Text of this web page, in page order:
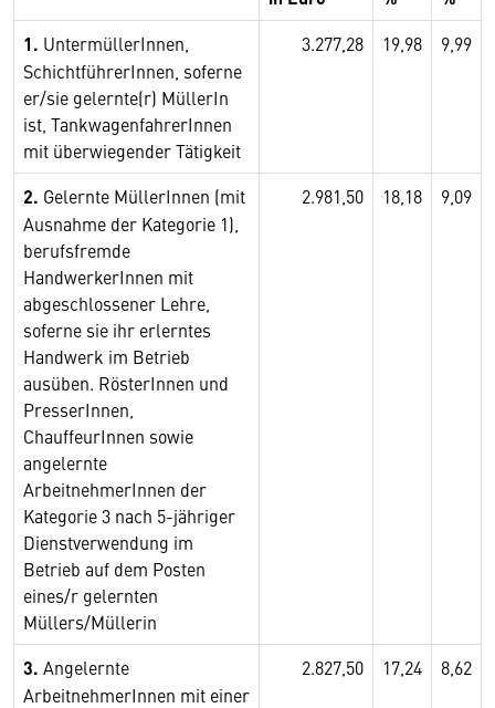
1. UntermüllerInnen,
SchichtführerInnen, soferne
er/sie gelernte(r) MüllerIn
ist, TankwagenfahrerInnen
mit überwiegender Tätigkeit
3.277,28 19,98 9,99
2. Gelernte MüllerInnen (mit
Ausnahme der Kategorie 1),
berufsfremde
HandwerkerInnen mit
abgeschlossener Lehre,
soferne sie ihr erlerntes
Handwerk im Betrieb
ausüben. RösterInnen und
PresserInnen,
ChauffeurInnen sowie
angelernte
ArbeitnehmerInnen der
Kategorie 3 nach 5-jähriger
Dienstverwendung im
Betrieb auf dem Posten
eines/r gelernten
Müllers/Müllerin
2.981,50 18,18 9,09
3. Angelernte
ArbeitnehmerInnen mit einer
2.827,50 17,24 8,62